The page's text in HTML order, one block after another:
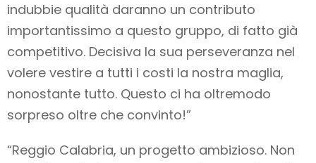
indubbie qualità daranno un contributo
importantissimo a questo gruppo, di fatto già
competitivo. Decisiva la sua perseveranza nel
volere vestire a tutti i costi la nostra maglia,
nonostante tutto. Questo ci ha oltremodo
sorpreso oltre che convinto!”
“Reggio Calabria, un progetto ambizioso. Non